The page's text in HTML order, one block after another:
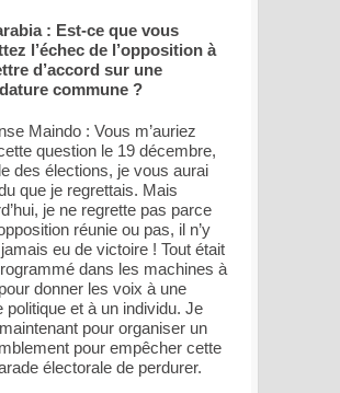
: Est-ce que vous
l’échec de l’opposition à
d’accord sur une
commune ?
Maindo : Vous m’auriez
question le 19 décembre,
des élections, je vous aurai
que je regrettais. Mais
je ne regrette pas parce
réunie ou pas, il n’y
eu de victoire ! Tout était
dans les machines à
donner les voix à une
politique et à un individu. Je
pour organiser un
pour empêcher cette
électorale de perdurer.